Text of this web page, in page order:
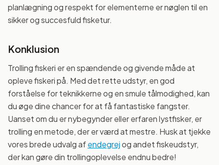
planlægning og respekt for elementerne er nøglen til en
sikker og succesfuld fisketur.
Konklusion
Trolling fiskeri er en spændende og givende måde at
opleve fiskeri på. Med det rette udstyr, en god
forståelse for teknikkerne og en smule tålmodighed, kan
du øge dine chancer for at få fantastiske fangster.
Uanset om du er nybegynder eller erfaren lystfisker, er
trolling en metode, der er værd at mestre. Husk at tjekke
vores brede udvalg afendegrejog andet fiskeudstyr,
der kan gøre din trollingoplevelse endnu bedre!